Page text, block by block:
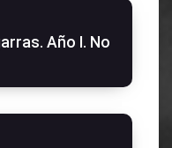
Año I. No